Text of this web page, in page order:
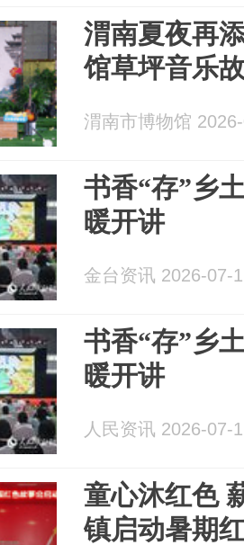
渭南夏夜再
馆草坪音乐
渭南市博物馆
书香“存”乡
暖开讲
金台资讯 2026-07-
书香“存”乡
暖开讲
人民资讯 2026-07-
童心沐红色
镇启动暑期